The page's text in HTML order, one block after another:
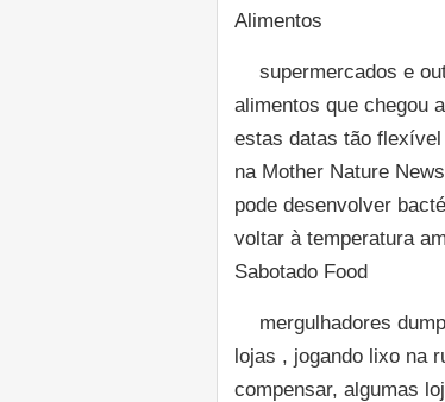
Alimentos
supermercados e
alimentos que chegou
estas datas tão
na Mother Nature
pode desenvolver
voltar à temperatura
Sabotado Food
mergulhadores
lojas , jogando lixo na
compensar, algumas